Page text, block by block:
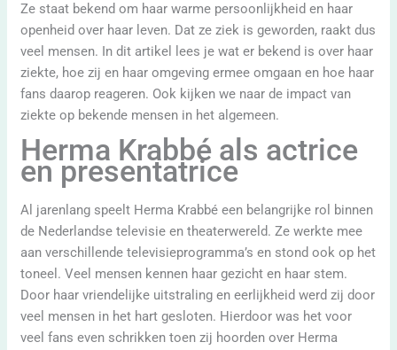
Ze staat bekend om haar warme persoonlijkheid en haar
openheid over haar leven. Dat ze ziek is geworden, raakt dus
veel mensen. In dit artikel lees je wat er bekend is over haar
ziekte, hoe zij en haar omgeving ermee omgaan en hoe haar
fans daarop reageren. Ook kijken we naar de impact van
ziekte op bekende mensen in het algemeen.
Herma Krabbé als actrice
en presentatrice
Al jarenlang speelt Herma Krabbé een belangrijke rol binnen
de Nederlandse televisie en theaterwereld. Ze werkte mee
aan verschillende televisieprogramma’s en stond ook op het
toneel. Veel mensen kennen haar gezicht en haar stem.
Door haar vriendelijke uitstraling en eerlijkheid werd zij door
veel mensen in het hart gesloten. Hierdoor was het voor
veel fans even schrikken toen zij hoorden over Herma